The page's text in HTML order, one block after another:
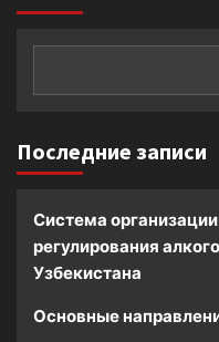
Последние записи
Система
регулирования
Узбекистана
Основные